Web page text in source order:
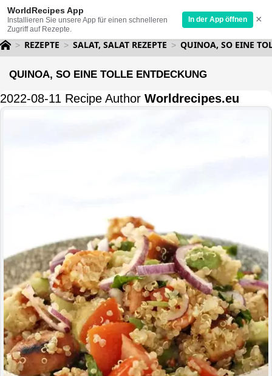
WorldRecipes App
Installieren Sie unsere App für einen schnelleren
Zugriff auf Rezepte.
In der App öffnen ×
REZEPTE SALAT, SALAT REZEPTE QUINOA, SO EINE
QUINOA, SO EINE TOLLE ENTDECKUNG
2022-08-11 Recipe Author Worldrecipes.eu